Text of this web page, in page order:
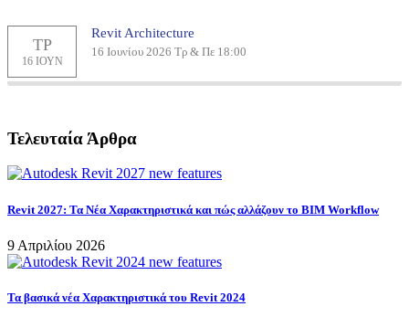
ΤΡ
16 ΙΟΥΝ
Revit Architecture
16 Ιουνίου 2026 Τρ & Πε 18:00
Τελευταία Άρθρα
Revit 2027: Τα Νέα Χαρακτηριστικά και πώς αλλάζουν το BIM Workflow
9 Απριλίου 2026
Τα βασικά νέα Χαρακτηριστικά του Revit 2024